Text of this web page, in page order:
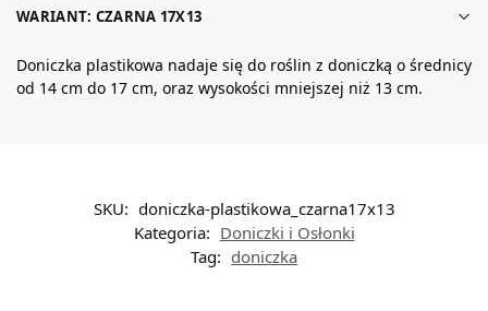
WARIANT: CZARNA 17X13
Doniczka plastikowa nadaje się do roślin z doniczką o średnicy
od 14 cm do 17 cm, oraz wysokości mniejszej niż 13 cm.
SKU: doniczka-plastikowa_czarna17x13
Kategoria: Doniczki i Osłonki
Tag: doniczka